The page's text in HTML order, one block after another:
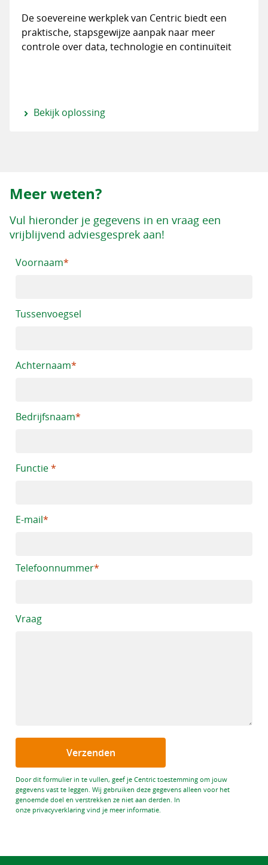
De soevereine werkplek van Centric biedt een
praktische, stapsgewijze aanpak naar meer
controle over data, technologie en continuïteit
Bekijk oplossing
Meer weten?
Vul hieronder je gegevens in en vraag een
vrijblijvend adviesgesprek aan!
Voornaam
Tussenvoegsel
Achternaam
Bedrijfsnaam
Functie
E-mail
Telefoonnummer*
Vraag
Verzenden
Door dit formulier in te vullen, geef je Centric toestemming om jouw
gegevens vast te leggen. Wij gebruiken deze gegevens alleen voor het
genoemde doel en verstrekken ze niet aan derden. In
onze privacyverklaring vind je meer informatie.